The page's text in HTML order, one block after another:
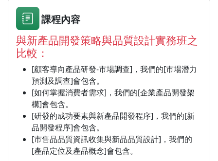
課程內容
與新產品開發策略與品質設計實務班之
比較：
[顧客導向產品研發-市場調查]，我們的[市場潛力
預測及調查]會包含。
[如何掌握消費者需求]，我們的[企業產品開發架
構]會包含。
[研發的成功要素與新產品開發程序]，我們的[新
品開發程序]會包含。
[市售品品質資訊收集與新品品質設計]，我們的
[產品定位及產品概念]會包含。